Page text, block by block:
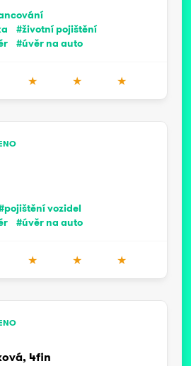
#životní pojištění
#úvěr na auto
★ ★ ★
vozidel
#úvěr na auto
★ ★ ★
4fin